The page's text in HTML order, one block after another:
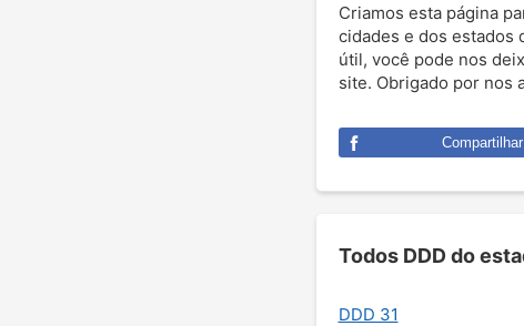
Criamos esta página
cidades e dos estados
útil, você pode nos
site. Obrigado por nos
Compartilhar
Todos DDD do
DDD 31